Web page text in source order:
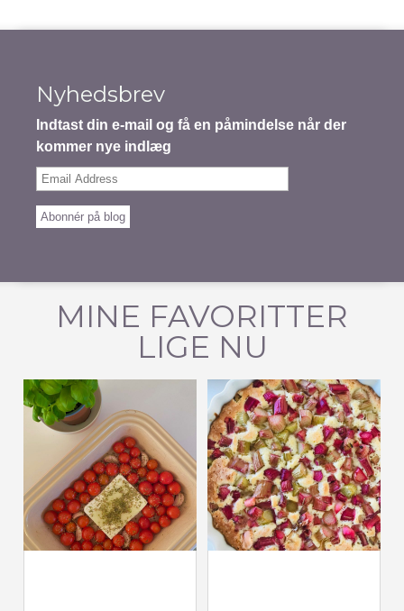
Nyhedsbrev
Indtast din e-mail og få en påmindelse når der
kommer nye indlæg
Email
Abonnér på blog
MINE FAVORITTER
LIGE NU